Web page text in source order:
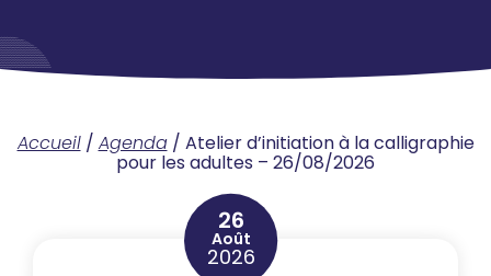
Accueil/ Agenda/ Atelier d’initiation à la calligraphie
pour les adultes – 26/08/2026
26
Août
2026